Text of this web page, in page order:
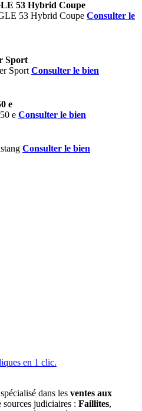
53 Hybrid Coupe
Consulter le
Sport
Consulter le bien
e
Consulter le bien
Consulter le bien
dans les ventes aux
sources judiciaires : Faillites,